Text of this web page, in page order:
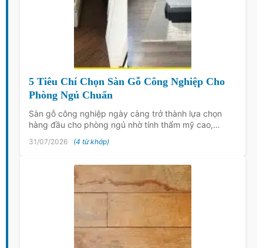
5 Tiêu Chí Chọn Sàn Gỗ Công Nghiệp Cho
Phòng Ngủ Chuẩn
Sàn gỗ công nghiệp ngày càng trở thành lựa chọn
hàng đầu cho phòng ngủ nhờ tính thẩm mỹ cao,…
31/07/2026 (4 từ khớp)